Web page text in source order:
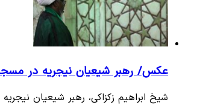
عکس/ رهبر شیعیان نیجریه در
شیخ ابراهیم زکزاکی، رهبر شیعیان